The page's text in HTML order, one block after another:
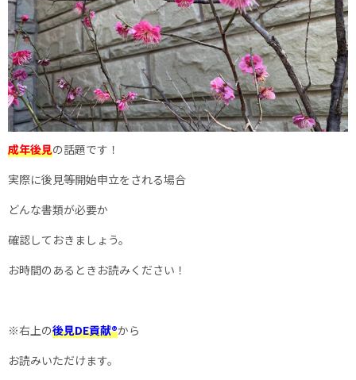
成年後見の話題です！
実際に後見等開始申立をされる場合
どんな書類が必要か
確認しておきましょう。
お時間のあるときお読みください！
※右上の後見DE貢献®から
お読みいただけます。